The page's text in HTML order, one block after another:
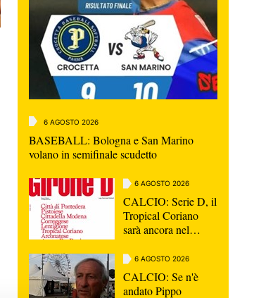
6 AGOSTO 2026
BASEBALL: Bologna e San Marino
volano in semifinale scudetto
6 AGOSTO 2026
CALCIO: Serie D, il
Tropical Coriano
sarà ancora nel
6 AGOSTO 2026
CALCIO: Se n'è
andato Pippo